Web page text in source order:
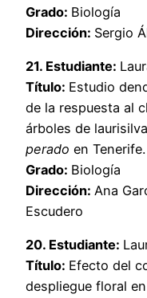
Grado: Biología
Dirección: Sergio
21. Estudiante:
Título: Estudio
de la respuesta al
árboles de
perado en Tenerife.
Grado: Biología
Dirección: Ana
Escudero
20. Estudiante:
Título: Efecto del
despliegue floral